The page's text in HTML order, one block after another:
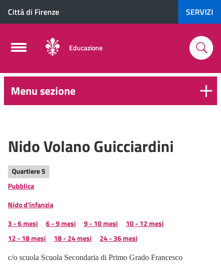
Città di Firenze SERVIZI
Educazione
0-Menu sezione
Nido Volano Guicciardini
Quartiere 5
Pubblica
Nido d'infanzia
3 - 6 mesi
6 - 9 mesi 9 - 10 mesi
10 - 12 mesi
12 - 18 mesi
18 - 24 mesi 24 - 36 mesi
c/o scuola Scuola Secondaria di Primo Grado Francesco